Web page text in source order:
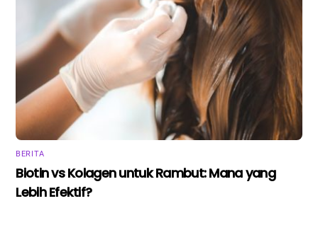
BERITA
Biotin vs Kolagen untuk Rambut: Mana yang
Lebih Efektif?